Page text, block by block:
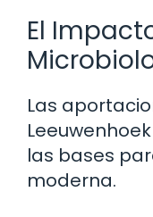
El
Las
las bases
moderna.